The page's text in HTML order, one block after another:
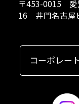
〒453-0015 愛
16 井門名古屋
コーポレー